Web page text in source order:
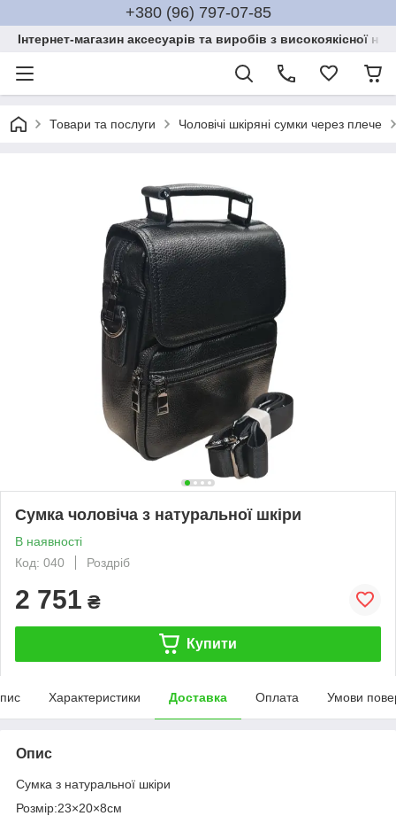
+380 (96) 797-07-85
Інтернет-магазин аксесуарів та виробів з високоякісної
Товари та послуги Чоловічі шкіряні сумки через плече
Сумка чоловіча з натуральної шкіри
В наявності
Код: 040
Роздріб
2 751 ₴
Купити
Характеристики Доставка Оплата Умови
Опис
Сумка з натуральної шкіри
Розмір:23×20×8см